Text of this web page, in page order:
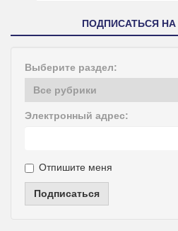
ПОДПИСАТЬСЯ
Выберите раздел:
Электронный адрес:
Отпишите меня
Подписаться